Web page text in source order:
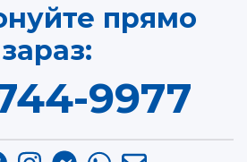
прямо
зараз:
9977